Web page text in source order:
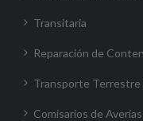
Transitaria
Reparación de
Transporte Terrestre
Comisarios de Averías